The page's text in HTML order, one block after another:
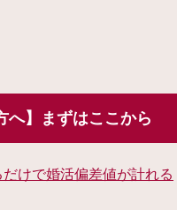
へ】まずはここから
けで婚活偏差値が計れる